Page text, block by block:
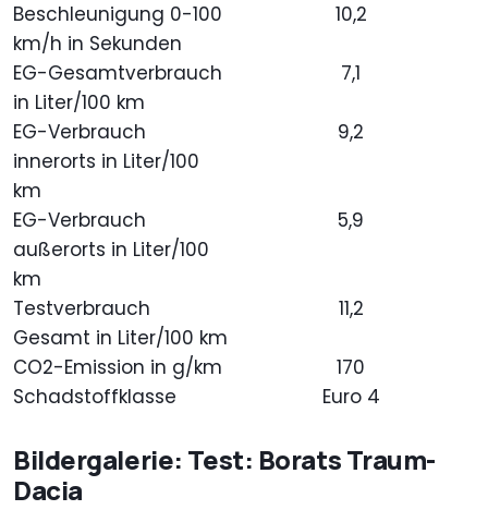
Beschleunigung 0-100
km/h in Sekunden
10,2
EG-Gesamtverbrauch
in Liter/100 km
7,1
EG-Verbrauch
innerorts in Liter/100
km
9,2
EG-Verbrauch
außerorts in Liter/100
km
5,9
Testverbrauch
Gesamt in Liter/100 km
11,2
CO2-Emission in g/km
170
Schadstoffklasse
Euro 4
Bildergalerie: Test: Borats Traum-
Dacia